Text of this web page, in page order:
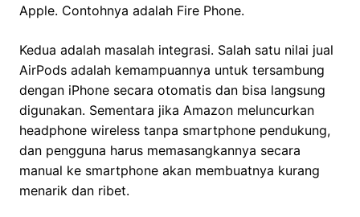
Apple. Contohnya adalah Fire Phone.
Kedua adalah masalah integrasi. Salah satu nilai jual
AirPods adalah kemampuannya untuk tersambung
dengan iPhone secara otomatis dan bisa langsung
digunakan. Sementara jika Amazon meluncurkan
headphone wireless tanpa smartphone pendukung,
dan pengguna harus memasangkannya secara
manual ke smartphone akan membuatnya kurang
menarik dan ribet.